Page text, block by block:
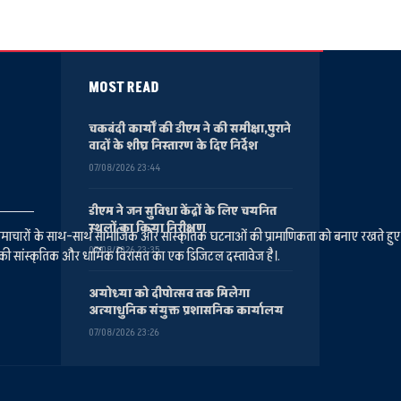
के साथ-साथ सामाजिक और सांस्कृतिक घटनाओं की प्रामाणिकता को बनाए रखते हुए
और धार्मिक विरासत का एक डिजिटल दस्तावेज है।.
MOST READ
चकबंदी कार्यों की डीएम ने की समीक्षा,पुराने
वादों के शीघ्र निस्तारण के दिए निर्देश
07/08/2026 23:44
डीएम ने जन सुविधा केंद्रों के लिए चयनित
स्थलों का किया निरीक्षण
07/08/2026 23:35
अयोध्या को दीपोत्सव तक मिलेगा
अत्याधुनिक संयुक्त प्रशासनिक कार्यालय
07/08/2026 23:26